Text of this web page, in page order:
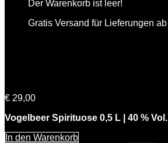
Der Warenkorb ist leer!
Gratis Versand für Lieferungen ab
€ 29,00
Vogelbeer Spirituose 0,5 L | 40 % Vol.
In den Warenkorb